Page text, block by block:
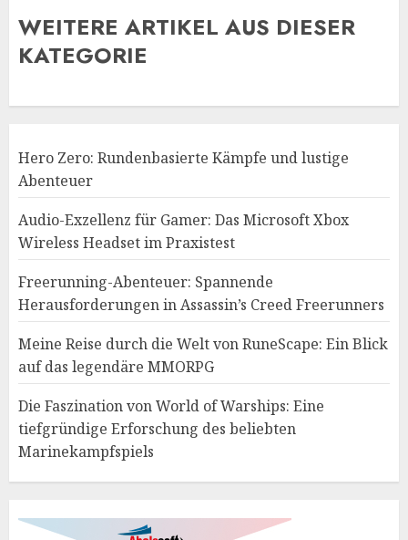
WEITERE ARTIKEL AUS DIESER
KATEGORIE
Hero Zero: Rundenbasierte Kämpfe und lustige
Abenteuer
Audio-Exzellenz für Gamer: Das Microsoft Xbox
Wireless Headset im Praxistest
Freerunning-Abenteuer: Spannende
Herausforderungen in Assassin’s Creed Freerunners
Meine Reise durch die Welt von RuneScape: Ein Blick
auf das legendäre MMORPG
Die Faszination von World of Warships: Eine
tiefgründige Erforschung des beliebten
Marinekampfspiels